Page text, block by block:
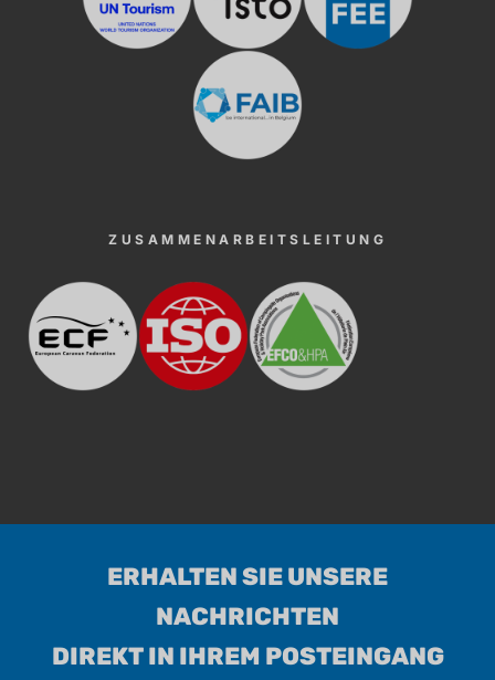
ZUSAMMENARBEITSLEITUNG
ERHALTEN SIE UNSERE
NACHRICHTEN
DIREKT IN IHREM POSTEINGANG